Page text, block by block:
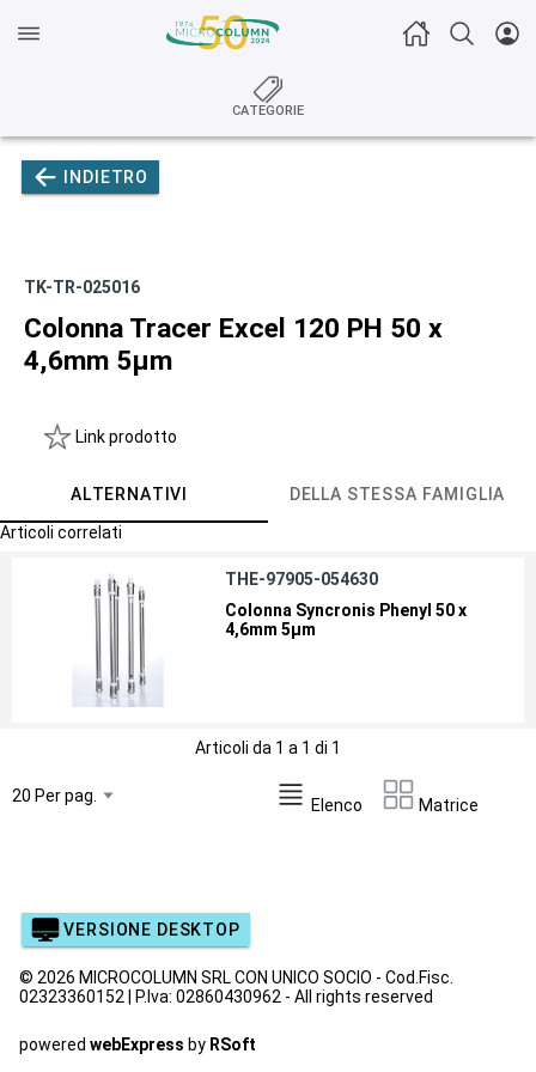
CATEGORIE
INDIETRO
TK-TR-025016
Colonna Tracer Excel 120 PH 50 x
4,6mm 5µm
Link prodotto
ALTERNATIVI DELLA STESSA FAMIGLIA
Articoli correlati
THE-97905-054630
Colonna Syncronis Phenyl 50 x
4,6mm 5µm
Articoli da 1 a 1 di 1
Elenco Matrice
VERSIONE DESKTOP
© 2026 MICROCOLUMN SRL CON UNICO SOCIO - Cod.Fisc.
02323360152 | P.Iva: 02860430962 - All rights reserved
powered webExpress by RSoft